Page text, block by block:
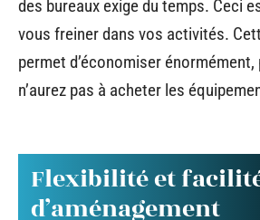
des bureaux exige du temps. Ceci
vous freiner dans vos activités.
permet d’économiser
n’aurez pas à acheter les
Flexibilité et
d’aménagement